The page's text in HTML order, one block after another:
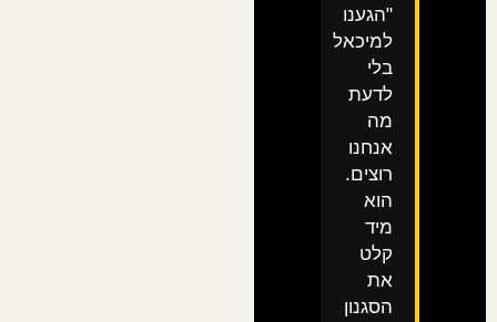
"הגענו
למיכאל
בלי
לדעת
מה
אנחנו
רוצים.
הוא
מיד
קלט
את
הסגנון